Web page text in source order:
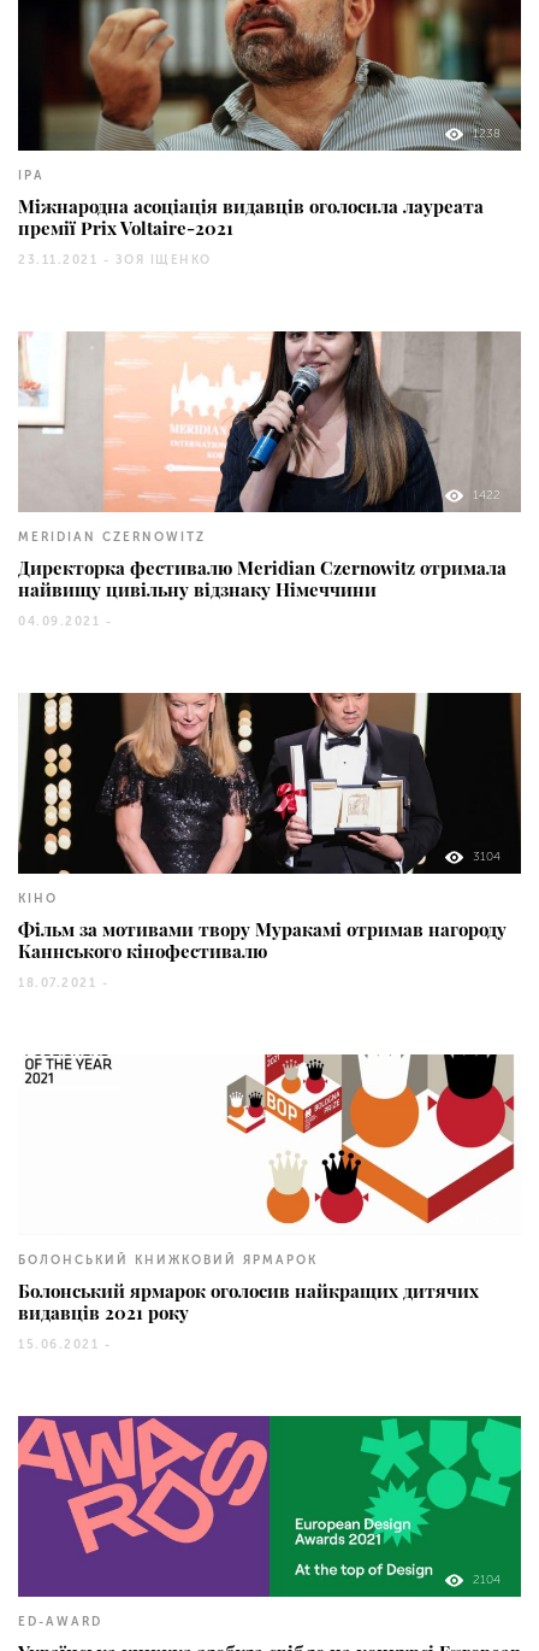
1238
IPA
Міжнародна асоціація видавців оголосила лауреата
премії Prix Voltaire-2021
23.11.2021 - ЗОЯ ІЩЕНКО
1422
MERIDIAN CZERNOWITZ
Директорка фестивалю Meridian Czernowitz отримала
найвищу цивільну відзнаку Німеччини
04.09.2021 -
3104
КІНО
Фільм за мотивами твору Муракамі отримав нагороду
Каннського кінофестивалю
18.07.2021 -
БОЛОНСЬКИЙ КНИЖКОВИЙ ЯРМАРОК
Болонський ярмарок оголосив найкращих дитячих
видавців 2021 року
15.06.2021 -
2104
ED-AWARD